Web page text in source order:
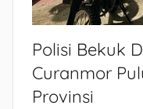
Polisi Bekuk
Curanmor
Provinsi